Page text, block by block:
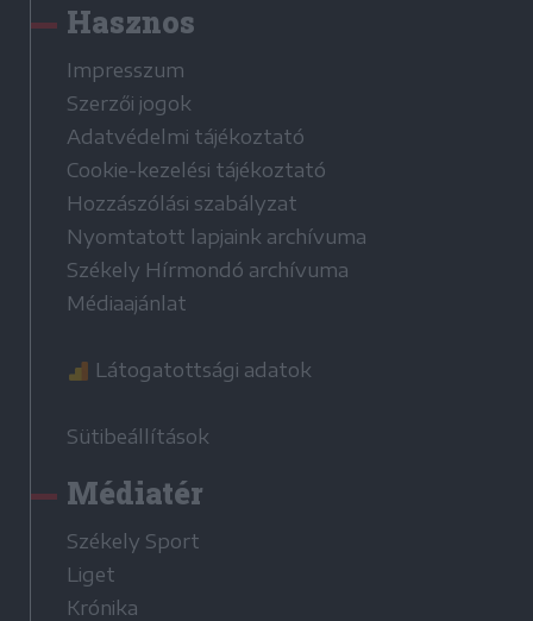
Hasznos
Impresszum
Szerzői jogok
Adatvédelmi tájékoztató
Cookie-kezelési tájékoztató
Hozzászólási szabályzat
Nyomtatott lapjaink archívuma
Székely Hírmondó archívuma
Médiaajánlat
Látogatottsági adatok
Sütibeállítások
Médiatér
Székely Sport
Liget
Krónika